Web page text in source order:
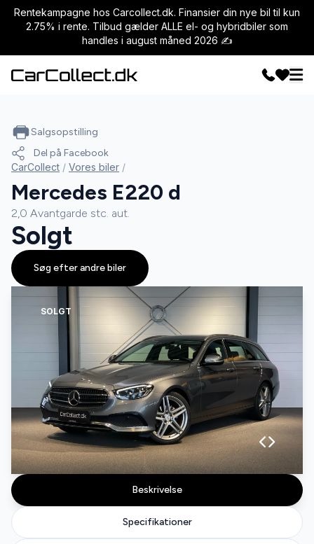
Rentekampagne hos Carcollect.dk. Finansier din nye bil til kun
2.75% i rente. Tilbud gælder ALLE el- og hybridbiler som
handles i august måned 2026 ✍️
SOLGT
Specifikationer
Beskrivelse
Salgsopstilling
Del på Facebook
CarCollect / Vores biler /
Mercedes E220 d
2,0 Avantgarde stc. aut.
Solgt
Søg efter andre biler